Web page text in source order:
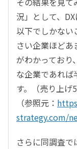
況」として、
以下でしかない
さい企業ほどあ
がわかっており
な企業であれば
す。（売り上げ
（参照元：
strategy.com/
さらに同調査